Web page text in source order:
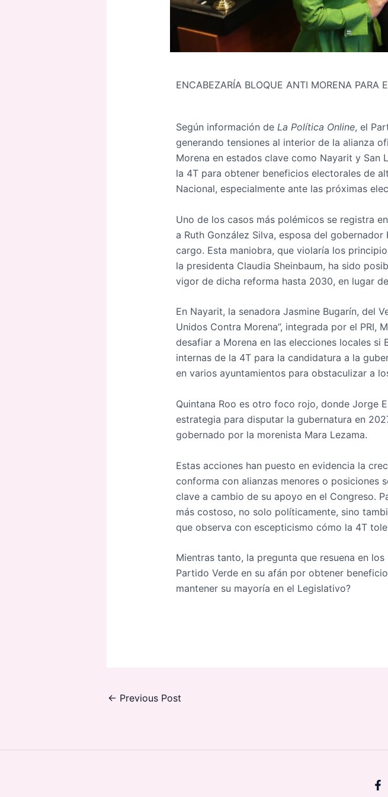
ENCABEZARÍA BLOQUE ANTI MORENA PARA
Según información de La Política Online, el
generando tensiones al interior de la alianza
Morena en estados clave como Nayarit y San
la 4T para obtener beneficios electorales de
Nacional, especialmente ante las próximas
Uno de los casos más polémicos se registra
a Ruth González Silva, esposa del
cargo. Esta maniobra, que violaría los
la presidenta Claudia Sheinbaum, ha sido
vigor de dicha reforma hasta 2030, en lugar
En Nayarit, la senadora Jasmine Bugarín, del
Unidos Contra Morena”, integrada por el PRI,
desafiar a Morena en las elecciones locales si
internas de la 4T para la candidatura a la
en varios ayuntamientos para obstaculizar a
Quintana Roo es otro foco rojo, donde Jorge
estrategia para disputar la gubernatura en
gobernado por la morenista Mara Lezama.
Estas acciones han puesto en evidencia la
conforma con alianzas menores o posiciones
clave a cambio de su apoyo en el Congreso.
más costoso, no solo políticamente, sino
que observa con escepticismo cómo la 4T
Mientras tanto, la pregunta que resuena en
Partido Verde en su afán por obtener
mantener su mayoría en el Legislativo?
← Previous Post